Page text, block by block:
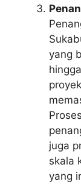
yang
juga
skala
yang